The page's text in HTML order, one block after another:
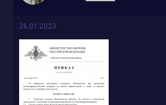
26.01.2023